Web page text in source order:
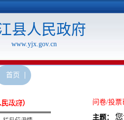
县人民政府
www.yjx.gov.cn
首页
障碍
政府） 问卷/投票
主题：